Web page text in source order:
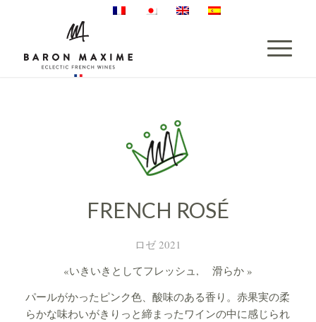
FRENCH ROSÉ
ロゼ 2021
«いきいきとしてフレッシュ, 滑らか »
パールがかったピンク色、酸味のある香り。赤果実の柔
らかな味わいがきりっと締まったワインの中に感じられ